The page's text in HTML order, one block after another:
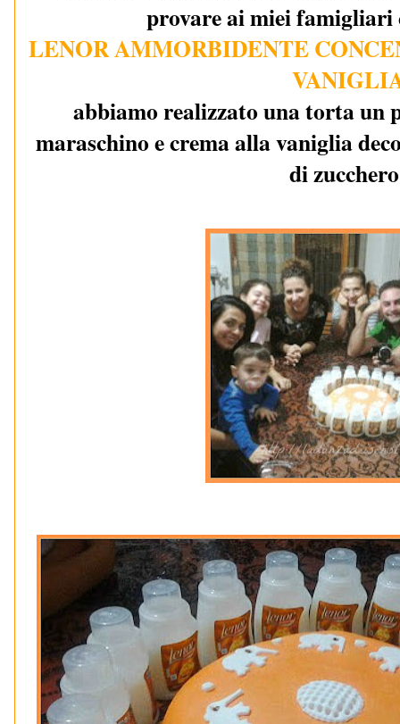
provare ai miei
LENOR AMMORBIDENTE
abbiamo realizzato una torta un
maraschino e crema alla vaniglia
di